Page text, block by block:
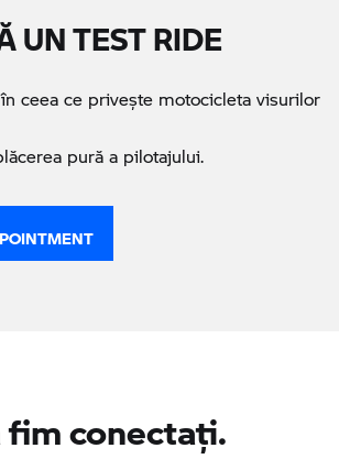
UN TEST RIDE
ceea ce priveşte motocicleta visurilor
pură a pilotajului.
conectaţi.